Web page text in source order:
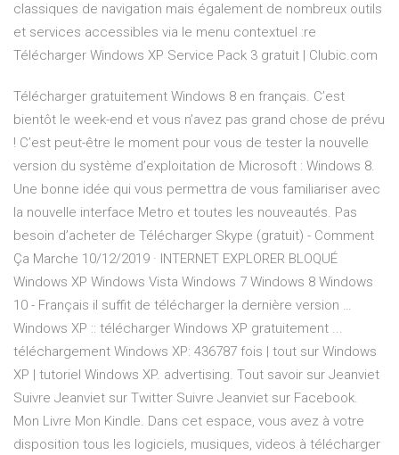
classiques de navigation mais également de nombreux outils
et services accessibles via le menu contextuel :re
Télécharger Windows XP Service Pack 3 gratuit | Clubic.com
Télécharger gratuitement Windows 8 en français. C’est
bientôt le week-end et vous n’avez pas grand chose de prévu
! C’est peut-être le moment pour vous de tester la nouvelle
version du système d’exploitation de Microsoft : Windows 8.
Une bonne idée qui vous permettra de vous familiariser avec
la nouvelle interface Metro et toutes les nouveautés. Pas
besoin d’acheter de Télécharger Skype (gratuit) - Comment
Ça Marche 10/12/2019 · INTERNET EXPLORER BLOQUÉ
Windows XP Windows Vista Windows 7 Windows 8 Windows
10 - Français il suffit de télécharger la dernière version …
Windows XP :: télécharger Windows XP gratuitement ...
téléchargement Windows XP: 436787 fois | tout sur Windows
XP | tutoriel Windows XP. advertising. Tout savoir sur Jeanviet
Suivre Jeanviet sur Twitter Suivre Jeanviet sur Facebook.
Mon Livre Mon Kindle. Dans cet espace, vous avez à votre
disposition tous les logiciels, musiques, videos à télécharger